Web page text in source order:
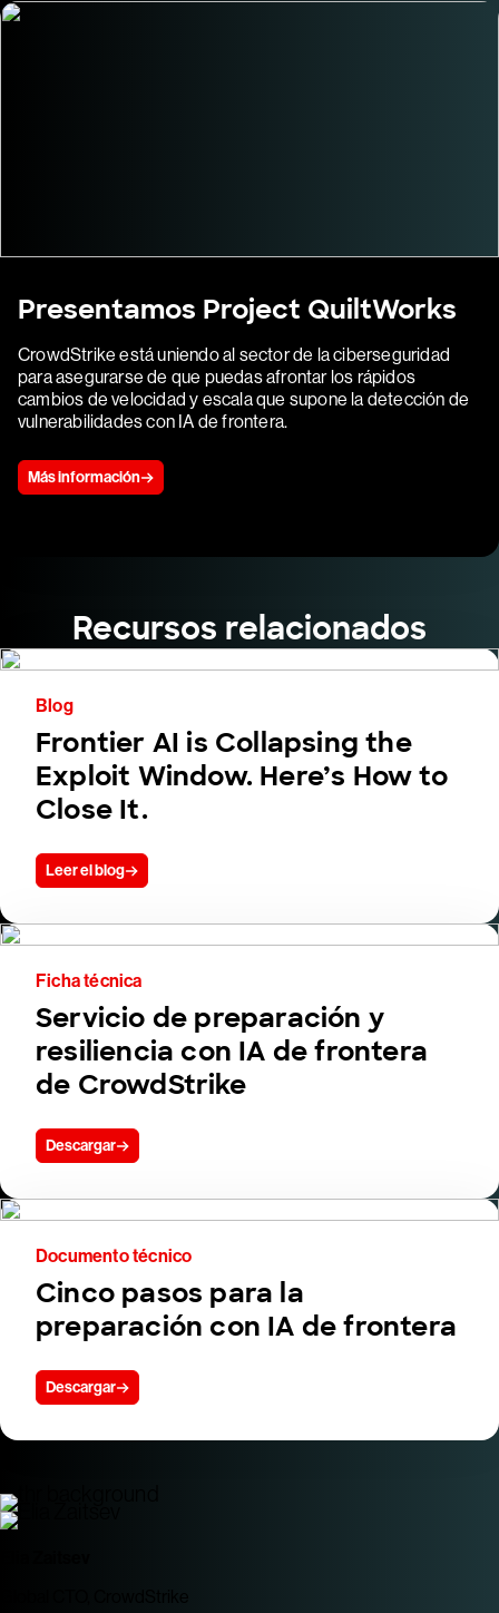
Presentamos Project QuiltWorks
CrowdStrike está uniendo al sector de la ciberseguridad
para asegurarse de que puedas afrontar los rápidos
cambios de velocidad y escala que supone la detección de
vulnerabilidades con IA de frontera.
Más información
Recursos relacionados
Blog
Frontier AI is Collapsing the
Exploit Window. Here’s How to
Close It.
Leer el blog
Ficha técnica
Servicio de preparación y
resiliencia con IA de frontera
de CrowdStrike
Descargar
Documento técnico
Cinco pasos para la
preparación con IA de frontera
Descargar